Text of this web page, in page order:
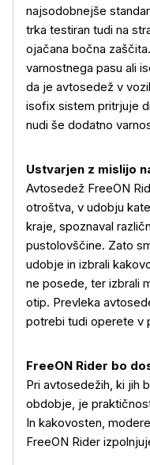
najsodobnejše
trka testiran tudi na
ojačana bočna
varnostnega pasu ali
da je avtosedež v
isofix sistem pritrjuje
nudi še dodatno
Ustvarjen z mislijo
Avtosedež FreeON
otroštva, v udobju
kraje, spoznaval
pustolovščine. Zato
udobje in izbrali
ne posede, ter izbrali
otip. Prevleka
potrebi tudi operete v
FreeON Rider bo
Pri avtosedežih, ki jih
obdobje, je
In kakovosten,
FreeON Rider